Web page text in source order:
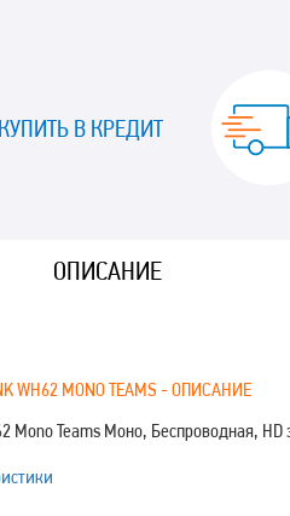
КУПИТЬ В КРЕДИТ
ОПИСАНИЕ
WH62 MONO TEAMS - ОПИСАНИЕ
Mono Teams Моно, Беспроводная,